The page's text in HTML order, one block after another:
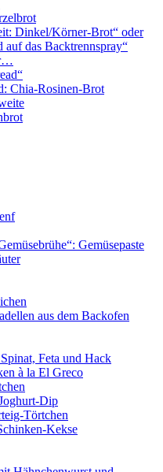
Dinkel/Körner-Brot“ oder
das Backtrennspray“
Chia-Rosinen-Brot
Gemüsepaste
aus dem Backofen
Feta und Hack
à la El Greco
Dip
Törtchen
Kekse